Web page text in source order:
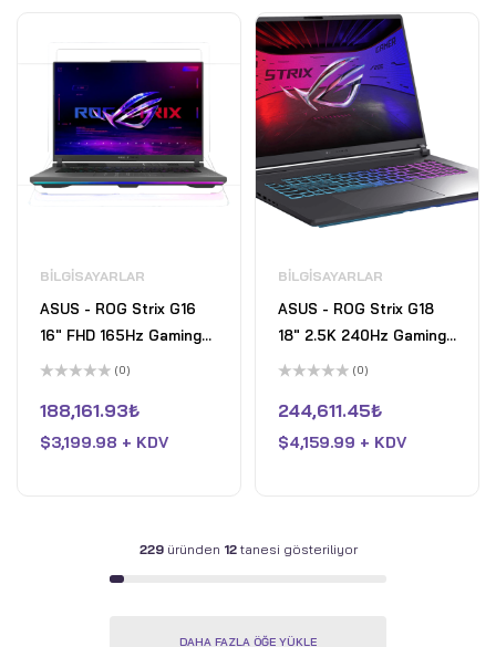
BILGISAYARLAR
ASUS - ROG Strix G16
16" FHD 165Hz Gaming
Laptop - AMD Ryzen 9
GeForce RTX 5070 Ti -
1TB SSD - Eclipse Grey
üzerinden
0
aldı
(0)
188,161.93₺
$3,199.98 + KDV
BILGISAYARLAR
ASUS - ROG Strix G18
18" 2.5K 240Hz Gaming
Laptop - Intel Core Ultra
NVIDIA GeForce RTX
5080 - 2TB SSD -
üzerinden
0
aldı
(0)
244,611.45₺
$4,159.99 + KDV
229üründen 12tanesi gösteriliyor
DAHA FAZLA ÖĞE YÜKLE